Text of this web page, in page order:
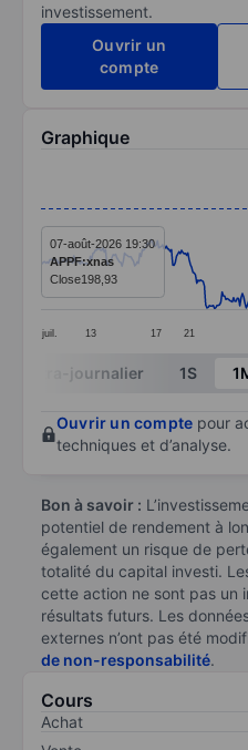
investissement.
Ouvrir un
compte
Graphique
Line chart with 299
The chart has 1 X axis
The chart has 1 Y axis
juil. 13 17 21
07-août-2026 19:30
APPF:xnas
Close198,93
End of interactive chart.
Intra-journalier 1S
Ouvrir un compte pour
techniques et d’analyse.
Bon à savoir :
potentiel de rendement à
également un risque de
totalité du capital investi.
cette action ne sont pas un
résultats futurs. Les
externes n’ont pas été
de non-responsabilité.
Cours
Achat